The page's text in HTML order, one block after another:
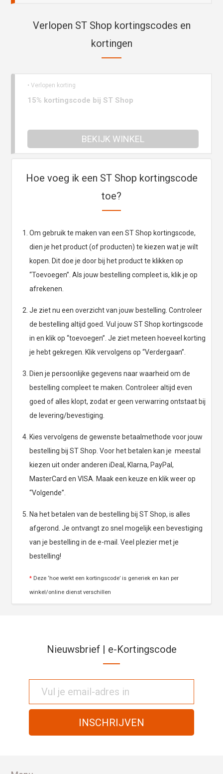
Verlopen ST Shop kortingscodes en
kortingen
• Verlopen korting
15% kortingscode bij ST Shop
BEKIJK WINKEL
Hoe voeg ik een ST Shop kortingscode
toe?
Om gebruik te maken van een ST Shop kortingscode,
dien je het product (of producten) te kiezen wat je wilt
kopen. Dit doe je door bij het product te klikken op
“Toevoegen”. Als jouw bestelling compleet is, klik je op
afrekenen.
Je ziet nu een overzicht van jouw bestelling. Controleer
de bestelling altijd goed. Vul jouw ST Shop kortingscode
in en klik op “toevoegen”. Je ziet meteen hoeveel korting
je hebt gekregen. Klik vervolgens op “Verdergaan”.
Dien je persoonlijke gegevens naar waarheid om de
bestelling compleet te maken. Controleer altijd even
goed of alles klopt, zodat er geen verwarring ontstaat bij
de levering/bevestiging.
Kies vervolgens de gewenste betaalmethode voor jouw
bestelling bij ST Shop. Voor het betalen kan je meestal
kiezen uit onder anderen iDeal, Klarna, PayPal,
MasterCard en VISA. Maak een keuze en klik weer op
“Volgende”.
Na het betalen van de bestelling bij ST Shop, is alles
afgerond. Je ontvangt zo snel mogelijk een bevestiging
van je bestelling in de e-mail. Veel plezier met je
bestelling!
* Deze ‘hoe werkt een kortingscode’ is generiek en kan per
winkel/online dienst verschillen
Nieuwsbrief | e-Kortingscode